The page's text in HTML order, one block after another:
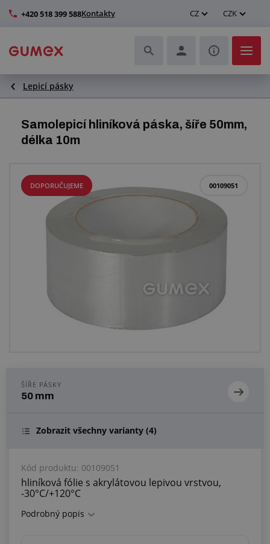
+420 518 399 588Kontakty CZ CZK
Hadice a jejich kompletace
Profily a výroba těsnění
Dopravníkové pásy a montáž
Zlepšení pracovního prostředí
Další pryžové a plastové výrobky
Vše o nákupu
Lepicí pásky
Samolepicí hliníková páska, šíře 50mm,
délka 10m
00109051
DOPORUČUJEME
ŠÍŘE PÁSKY
50 mm
Zobrazit všechny varianty (4)
Kód produktu: 00109051
hliníková fólie s akrylátovou lepivou vrstvou,
-30°C/+120°C
Podrobný popis